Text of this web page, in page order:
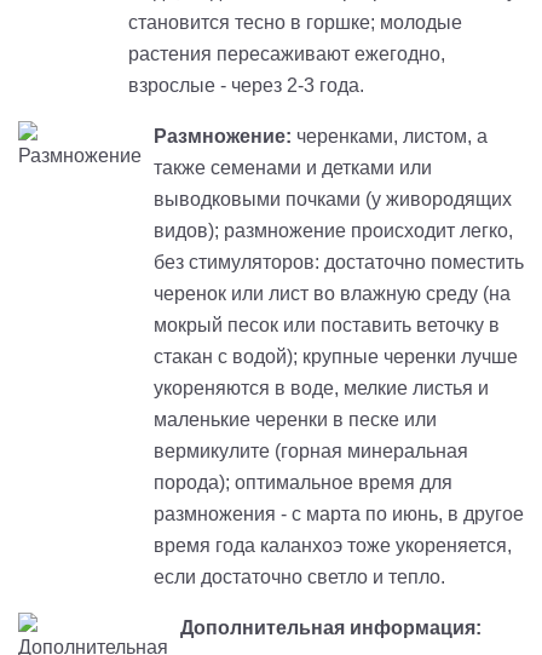
становится тесно в горшке; молодые
растения пересаживают ежегодно,
взрослые - через 2-3 года.
Размножение: черенками, листом, а
также семенами и детками или
выводковыми почками (у живородящих
видов); размножение происходит легко,
без стимуляторов: достаточно поместить
черенок или лист во влажную среду (на
мокрый песок или поставить веточку в
стакан с водой); крупные черенки лучше
укореняются в воде, мелкие листья и
маленькие черенки в песке или
вермикулите (горная минеральная
порода); оптимальное время для
размножения - с марта по июнь, в другое
время года каланхоэ тоже укореняется,
если достаточно светло и тепло.
Дополнительная информация: